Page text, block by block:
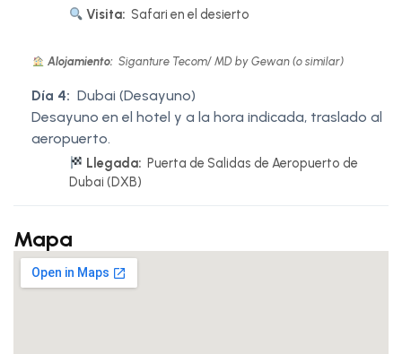
Visita: Safari en el desierto
Alojamiento: Siganture Tecom/ MD by Gewan (o similar)
Día 4: Dubai (Desayuno)
Desayuno en el hotel y a la hora indicada, traslado al
aeropuerto.
Llegada: Puerta de Salidas de Aeropuerto de
Dubai (DXB)
Mapa